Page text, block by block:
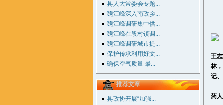
县人大常委会专题...
魏江峰深入南政乡...
魏江峰调研集中供...
魏江峰在段村镇调...
魏江峰调研城市提...
保护传承利用好文...
确保空气质量 最...
推荐文章
县政协开展“加强...
近
王
林
记
调
药